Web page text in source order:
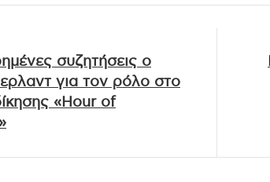
συζητήσεις ο
για τον ρόλο στο
«Hour of